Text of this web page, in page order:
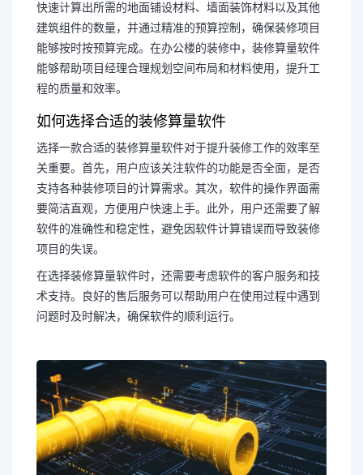
快速计算出所需的地面铺设材料、墙面装饰材料以及其他
建筑组件的数量，并通过精准的预算控制，确保装修项目
能够按时按预算完成。在办公楼的装修中，装修算量软件
能够帮助项目经理合理规划空间布局和材料使用，提升工
程的质量和效率。
如何选择合适的装修算量软件
选择一款合适的装修算量软件对于提升装修工作的效率至
关重要。首先，用户应该关注软件的功能是否全面，是否
支持各种装修项目的计算需求。其次，软件的操作界面需
要简洁直观，方便用户快速上手。此外，用户还需要了解
软件的准确性和稳定性，避免因软件计算错误而导致装修
项目的失误。
在选择装修算量软件时，还需要考虑软件的客户服务和技
术支持。良好的售后服务可以帮助用户在使用过程中遇到
问题时及时解决，确保软件的顺利运行。